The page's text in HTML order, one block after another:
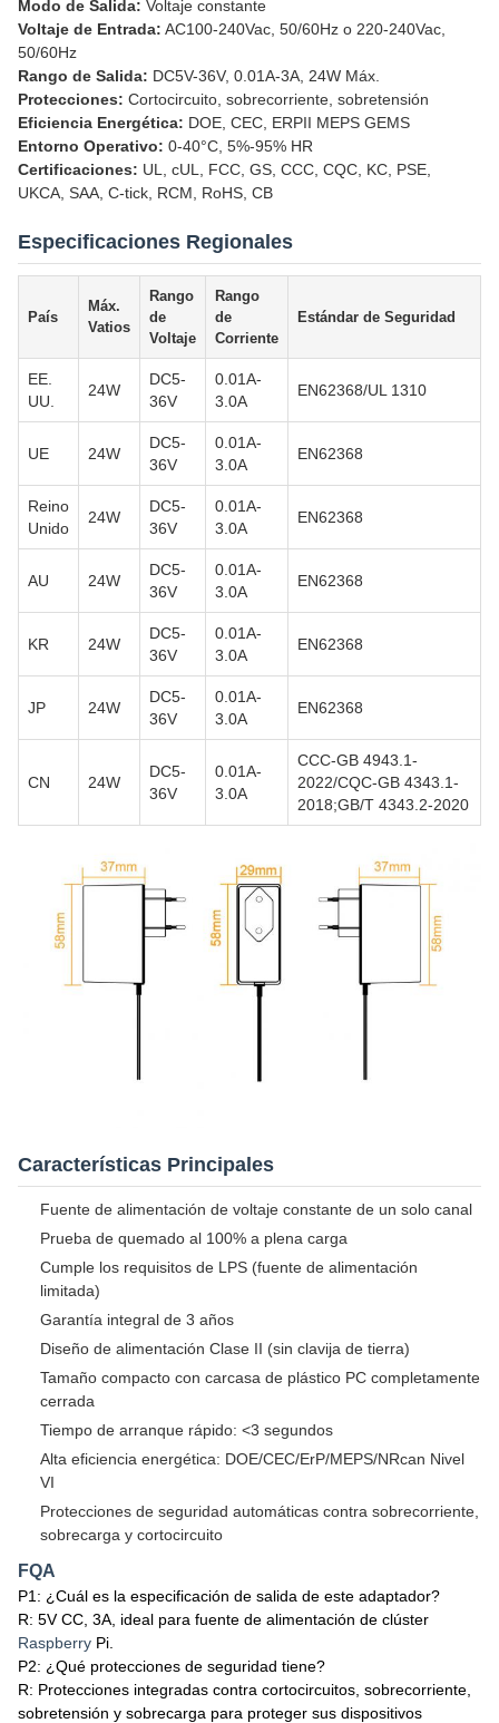
Modo de Salida: Voltaje constante
Voltaje de Entrada: AC100-240Vac, 50/60Hz o 220-240Vac,
50/60Hz
Rango de Salida: DC5V-36V, 0.01A-3A, 24W Máx.
Protecciones: Cortocircuito, sobrecorriente, sobretensión
Eficiencia Energética: DOE, CEC, ERPII MEPS GEMS
Entorno Operativo: 0-40°C, 5%-95% HR
Certificaciones: UL, cUL, FCC, GS, CCC, CQC, KC, PSE,
UKCA, SAA, C-tick, RCM, RoHS, CB
Especificaciones Regionales
País
Máx.
Vatios
Rango
de
Voltaje
Rango
de
Corriente
Estándar de Seguridad
EE.
UU.
24W
DC5-
36V
0.01A-
3.0A
EN62368/UL 1310
UE 24W
DC5-
36V
0.01A-
3.0A
EN62368
Reino
Unido
24W
DC5-
36V
0.01A-
3.0A
EN62368
AU 24W
DC5-
36V
0.01A-
3.0A
EN62368
KR 24W
DC5-
36V
0.01A-
3.0A
EN62368
JP 24W
DC5-
36V
0.01A-
3.0A
EN62368
CN 24W
DC5-
36V
0.01A-
3.0A
CCC-GB 4943.1-
2022/CQC-GB 4343.1-
2018;GB/T 4343.2-2020
Características Principales
Fuente de alimentación de voltaje constante de un solo canal
Prueba de quemado al 100% a plena carga
Cumple los requisitos de LPS (fuente de alimentación
limitada)
Garantía integral de 3 años
Diseño de alimentación Clase II (sin clavija de tierra)
Tamaño compacto con carcasa de plástico PC completamente
cerrada
Tiempo de arranque rápido: <3 segundos
Alta eficiencia energética: DOE/CEC/ErP/MEPS/NRcan Nivel
VI
Protecciones de seguridad automáticas contra sobrecorriente,
sobrecarga y cortocircuito
FQA
P1: ¿Cuál es la especificación de salida de este adaptador?
R: 5V CC, 3A, ideal para fuente de alimentación de clúster
Raspberry Pi.
P2: ¿Qué protecciones de seguridad tiene?
R: Protecciones integradas contra cortocircuitos, sobrecorriente,
sobretensión y sobrecarga para proteger sus dispositivos